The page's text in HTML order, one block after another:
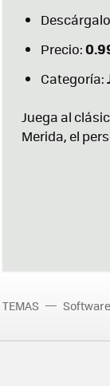
Precio:
Categoría:
Juega al
Merida, el
TEMAS Software